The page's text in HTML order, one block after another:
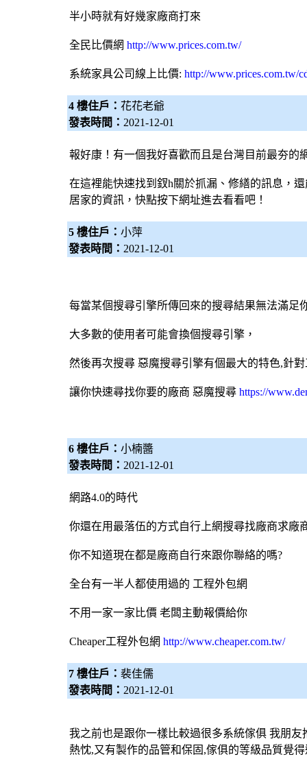
半小時就有好幾家廠商打來
全民比價網 http://www.prices.com.tw/
系統家具公司線上比價: http://www.prices.com.tw/
4 樓住戶： 花花老爺
發表時間： 2021-12-01
報好康！有一個我好喜歡而且是台灣目前最夯的
在這裡能快速找到釵h關於抓漏 、修繕的訊息，
居家的資訊，快點按下網址進去看看吧！
5 樓住戶： 小萍
發表時間： 2021-12-01
每當某個搜尋引擎所傳回來的搜尋結果無法滿足
大多數的使用者可能會換個搜尋引擎 ，
然後再次搜尋 惡魔搜尋引擎有個最大的特色,針
讓你快速尋找你要的廠商 惡魔搜尋 https://
6 樓住戶： 小楠醬
發表時間： 2021-12-01
網路4.0的時代
你還在用最落伍的方式自行上網搜尋找廠商求廠
你不知道現在都是廠商自行來跟你聯絡的嗎?
全台有一半人都使用過的 工程外包網
不用一家一家比價 老闆主動報價給你
Cheaper工程外包網 http://www.cheaper.com.tw/
7 樓住戶： 裴佳儒
發表時間： 2021-12-01
我之前也是跟你一樣比較過很多系統傢俱 我朋
熱忱,又有製作的品管和保固,傢俱的等級品質覺